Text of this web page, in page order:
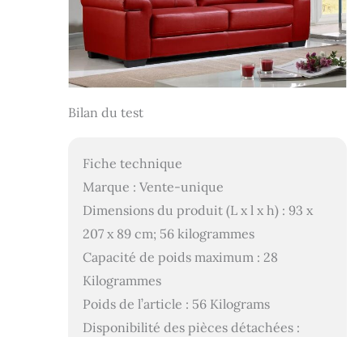
Bilan du test
Fiche technique
Marque : Vente-unique
Dimensions du produit (L x l x h) : 93 x
207 x 89 cm; 56 kilogrammes
Capacité de poids maximum : 28
Kilogrammes
Poids de l’article : 56 Kilograms
Disponibilité des pièces détachées :